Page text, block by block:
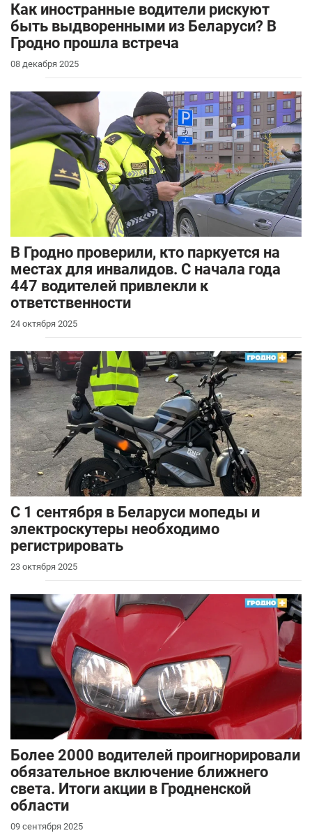
Как иностранные водители рискуют
быть выдворенными из Беларуси? В
Гродно прошла встреча
08 декабря 2025
В Гродно проверили, кто паркуется на
местах для инвалидов. С начала года
447 водителей привлекли к
ответственности
24 октября 2025
С 1 сентября в Беларуси мопеды и
электроскутеры необходимо
регистрировать
23 октября 2025
Более 2000 водителей проигнорировали
обязательное включение ближнего
света. Итоги акции в Гродненской
области
09 сентября 2025